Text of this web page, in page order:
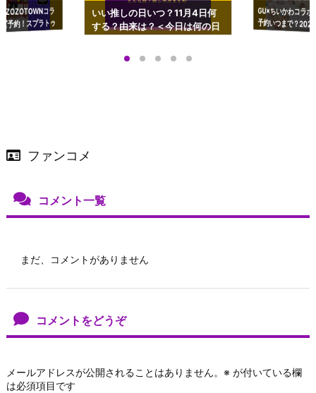
コラ
予約！スプラトゥ
ップも渋谷Hz
いい推しの日いつ？11月4日何
する？由来は？＜今日は何の日
GU×ちいかわコラ
予約いつまで？
ーチやショルダー
ファンコメ
コメント一覧
まだ、コメントがありません
コメントをどうぞ
メールアドレスが公開されることはありません。 ※ が付いている欄
は必須項目です